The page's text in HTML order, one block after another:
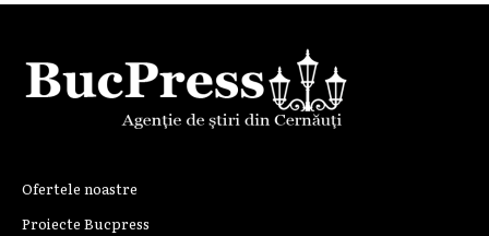
Ofertele noastre
Proiecte Bucpress